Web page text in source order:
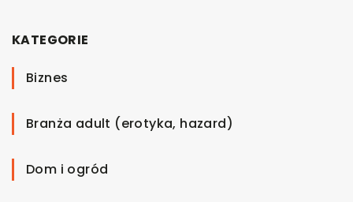
KATEGORIE
Biznes
Branża adult (erotyka, hazard)
Dom i ogród